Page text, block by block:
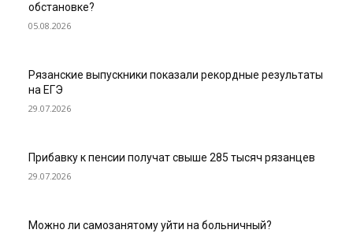
обстановке?
05.08.2026
Рязанские выпускники показали рекордные результаты
на ЕГЭ
29.07.2026
Прибавку к пенсии получат свыше 285 тысяч рязанцев
29.07.2026
Можно ли самозанятому уйти на больничный?